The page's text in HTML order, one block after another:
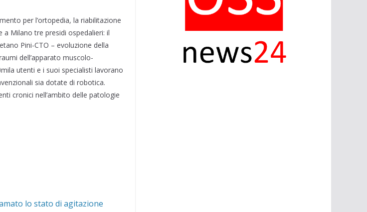
per l’ortopedia, la riabilitazione
Milano tre presidi ospedalieri: il
Pini-CTO – evoluzione della
dell’apparato muscolo-
utenti e i suoi specialisti lavorano
sia dotate di robotica.
cronici nell’ambito delle patologie
lo stato di agitazione